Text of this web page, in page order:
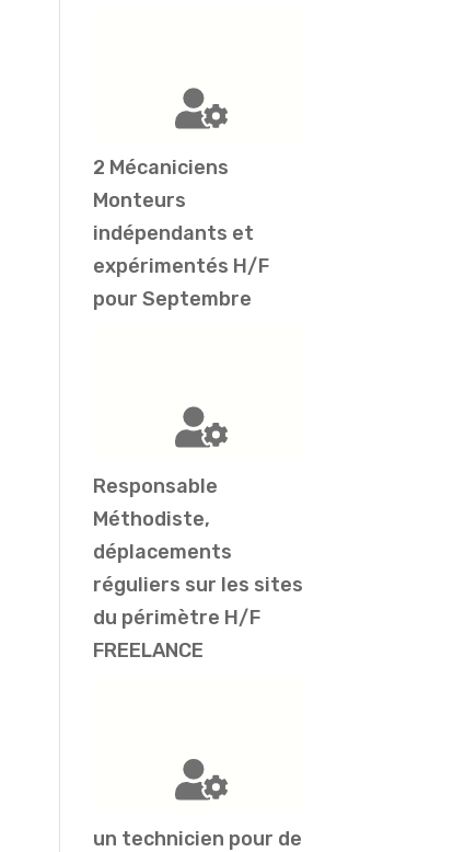
2 Mécaniciens
Monteurs
indépendants et
expérimentés H/F
pour Septembre
Responsable
Méthodiste,
déplacements
réguliers sur les sites
du périmètre H/F
FREELANCE
un technicien pour de